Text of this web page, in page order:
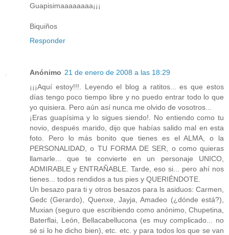
Guapisimaaaaaaaa¡¡¡
Biquiños
Responder
Anónimo 21 de enero de 2008 a las 18:29
¡¡¡Aquí estoy!!!. Leyendo el blog a ratitos... es que estos
días tengo poco tiempo libre y no puedo entrar todo lo que
yo quisiera. Pero aún así nunca me olvido de vosotros...
¡Eras guapísima y lo sigues siendo!. No entiendo como tu
novio, después marido, dijo que habías salido mal en esta
foto. Pero lo más bonito que tienes es el ALMA, o la
PERSONALIDAD, o TU FORMA DE SER, o como quieras
llamarle... que te convierte en un personaje UNICO,
ADMIRABLE y ENTRAÑABLE. Tarde, eso si... pero ahí nos
tienes... todos rendidos a tus pies y QUERIÉNDOTE.
Un besazo para ti y otros besazos para ls asiduos: Carmen,
Gedc (Gerardo), Quenxe, Jayja, Amadeo (¿dónde está?),
Muxian (seguro que escribiendo como anónimo, Chupetina,
Baterflai, León, Bellacabellucona (es muy complicado... no
sé si lo he dicho bien), etc. etc. y para todos los que se van